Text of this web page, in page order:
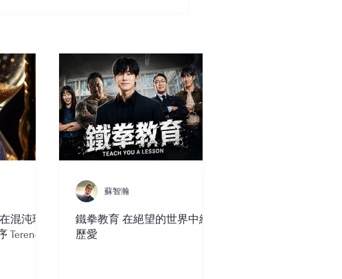
混沌現
鐵拳教育 在絕望的世界中經
歷愛
蘇智瀚